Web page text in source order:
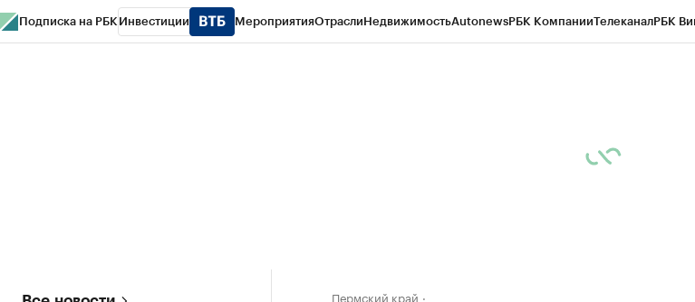
Подписка на РБК Инвестиции МероприятияОтраслиНедвижимостьAutonewsРБК КомпанииТелеканалРБК
Пермский край